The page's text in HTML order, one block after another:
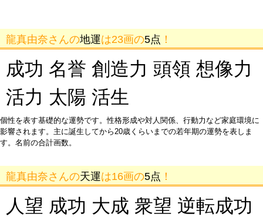
龍真由奈さんの地運は23画の5点 ！
成功 名誉 創造力 頭領 想像力
活力 太陽 活生
個性を表す基礎的な運勢です。性格形成や対人関係、行動力など家庭環境に
影響されます。主に誕生してから20歳くらいまでの若年期の運勢を表しま
す。名前の合計画数。
龍真由奈さんの天運は16画の5点 ！
人望 成功 大成 衆望 逆転成功